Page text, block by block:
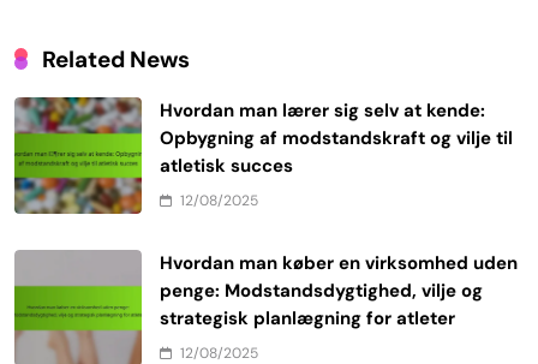
Related News
Hvordan man lærer sig selv at kende:
Opbygning af modstandskraft og vilje til
atletisk succes
12/08/2025
Hvordan man køber en virksomhed uden
penge: Modstandsdygtighed, vilje og
strategisk planlægning for atleter
12/08/2025